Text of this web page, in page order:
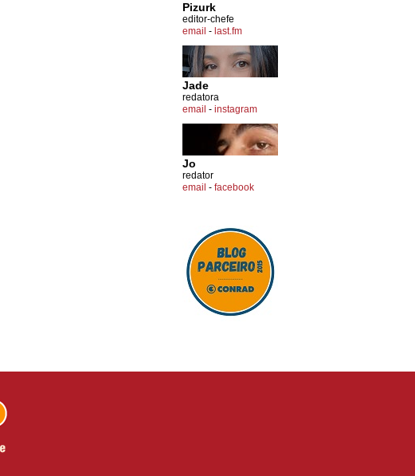
Pizurk
editor-chefe
email - last.fm
Jade
redatora
email - instagram
Jo
redator
email - facebook